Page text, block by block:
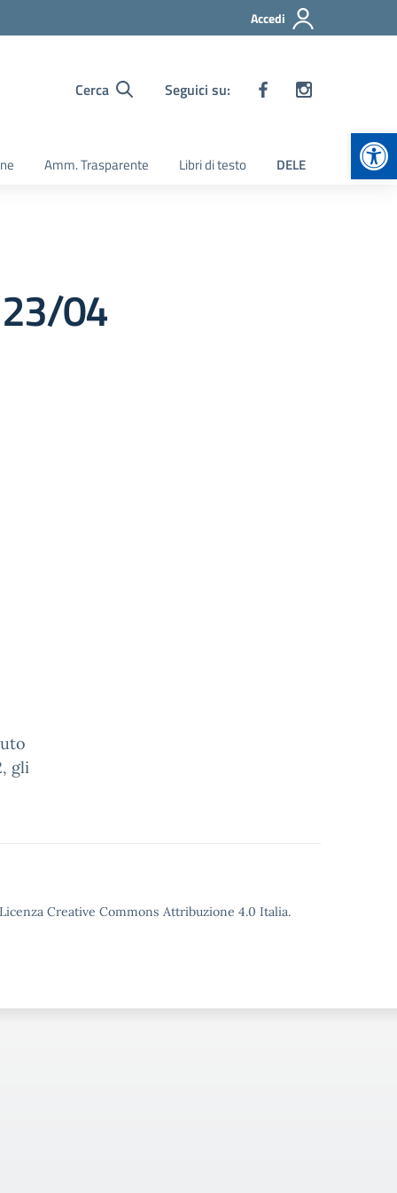
Accedi
Cerca Seguici su:
Amm. Trasparente Libri di testo DELE
23/04
gli
Creative Commons Attribuzione 4.0 Italia.